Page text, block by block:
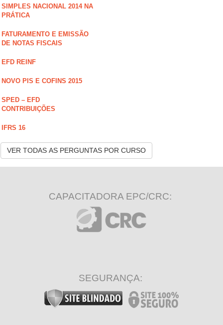
SIMPLES NACIONAL 2014 NA
PRÁTICA
FATURAMENTO E EMISSÃO
DE NOTAS FISCAIS
EFD REINF
NOVO PIS E COFINS 2015
SPED – EFD
CONTRIBUIÇÕES
IFRS 16
VER TODAS AS PERGUNTAS POR CURSO
CAPACITADORA EPC/CRC:
SEGURANÇA: